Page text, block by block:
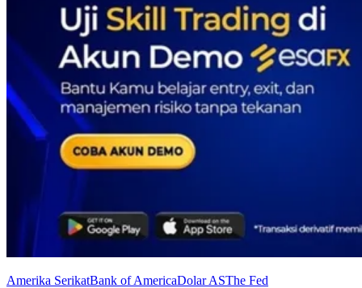
Amerika SerikatBank of AmericaDolar ASThe Fed